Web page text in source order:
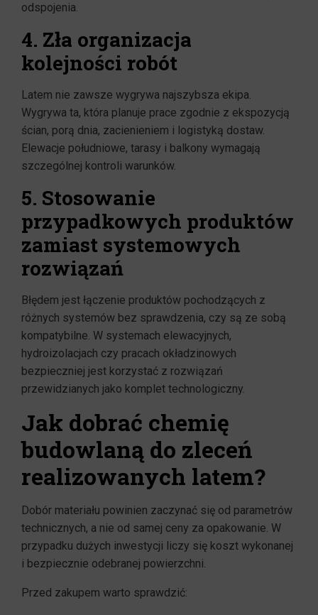
odspojenia.
4. Zła organizacja
kolejności robót
Latem nie zawsze wygrywa najszybsza ekipa.
Wygrywa ta, która planuje prace zgodnie z ekspozycją
ścian, porą dnia, zacienieniem i logistyką dostaw.
Elewacje południowe, tarasy i balkony wymagają
szczególnej kontroli warunków.
5. Stosowanie
przypadkowych produktów
zamiast systemowych
rozwiązań
Błędem jest łączenie produktów pochodzących z
różnych systemów bez sprawdzenia, czy są ze sobą
kompatybilne. W systemach elewacyjnych,
hydroizolacjach czy pracach okładzinowych
bezpieczniej jest korzystać z rozwiązań
przewidzianych jako komplet technologiczny.
Jak dobrać chemię
budowlaną do zleceń
realizowanych latem?
Dobór materiału powinien zaczynać się od parametrów
technicznych, a nie od samej ceny za opakowanie. W
przypadku dużych inwestycji liczy się koszt wykonanej
i bezpiecznie odebranej powierzchni.
Przed zakupem warto sprawdzić: